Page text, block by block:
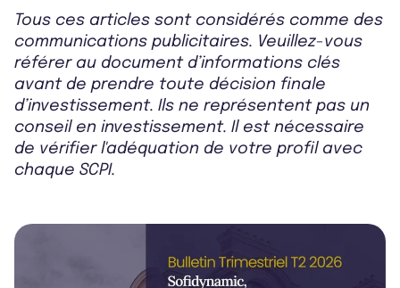
Tous ces articles sont considérés comme des
communications publicitaires. Veuillez-vous
référer au document d’informations clés
avant de prendre toute décision finale
d’investissement. Ils ne représentent pas un
conseil en investissement. Il est nécessaire
de vérifier l'adéquation de votre profil avec
chaque SCPI.